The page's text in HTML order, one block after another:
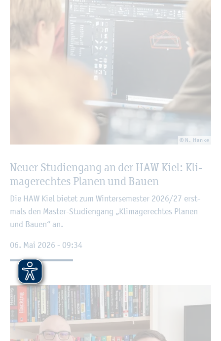
© N. Hanke
Neuer Stu­di­en­gang an der HAW Kiel: Kli­
ma­ge­rech­tes Pla­nen und Bauen
Die HAW Kiel bie­tet zum Win­ter­se­mes­ter 2026/27 erst­
mals den Mas­ter-Stu­di­en­gang „Kli­ma­ge­rech­tes Pla­nen
und Bauen“ an.
06. Mai 2026 - 09:34